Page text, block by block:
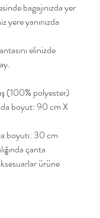
bagajınızda yer
yere yanınızda
elinizde
(100% polyester)
boyut: 90 cm X
boyutı: 30 cm
çanta
ürüne